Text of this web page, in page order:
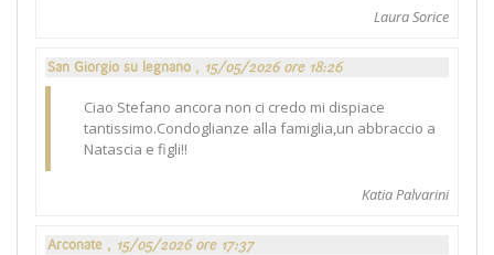
Laura Sorice
San Giorgio su legnano , 15/05/2026 ore 18:26
Ciao Stefano ancora non ci credo mi dispiace
tantissimo.Condoglianze alla famiglia,un abbraccio a
Natascia e figli!!
Katia Palvarini
Arconate , 15/05/2026 ore 17:37